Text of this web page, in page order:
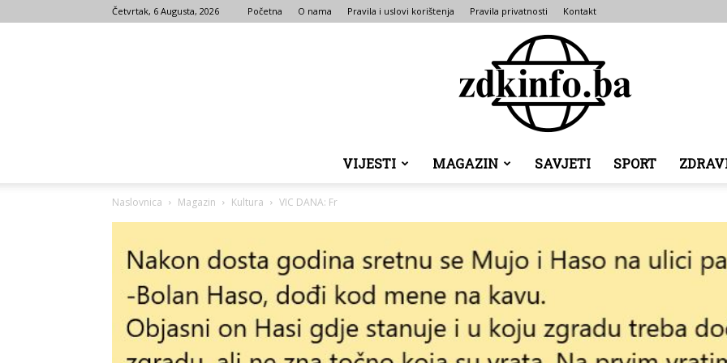
Četvrtak, 6 Augusta, 2026 Početna O nama Pravila i uslovi korištenja Pravila privatnosti Kontakt
INFO
VIJESTI MAGAZIN SAVJETI SPORT
Naslovnica Magazin Kultura VIC DANA: Fr